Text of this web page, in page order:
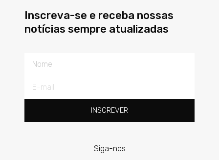
Inscreva-se e receba nossas
notícias sempre atualizadas
INSCREVER
Siga-nos